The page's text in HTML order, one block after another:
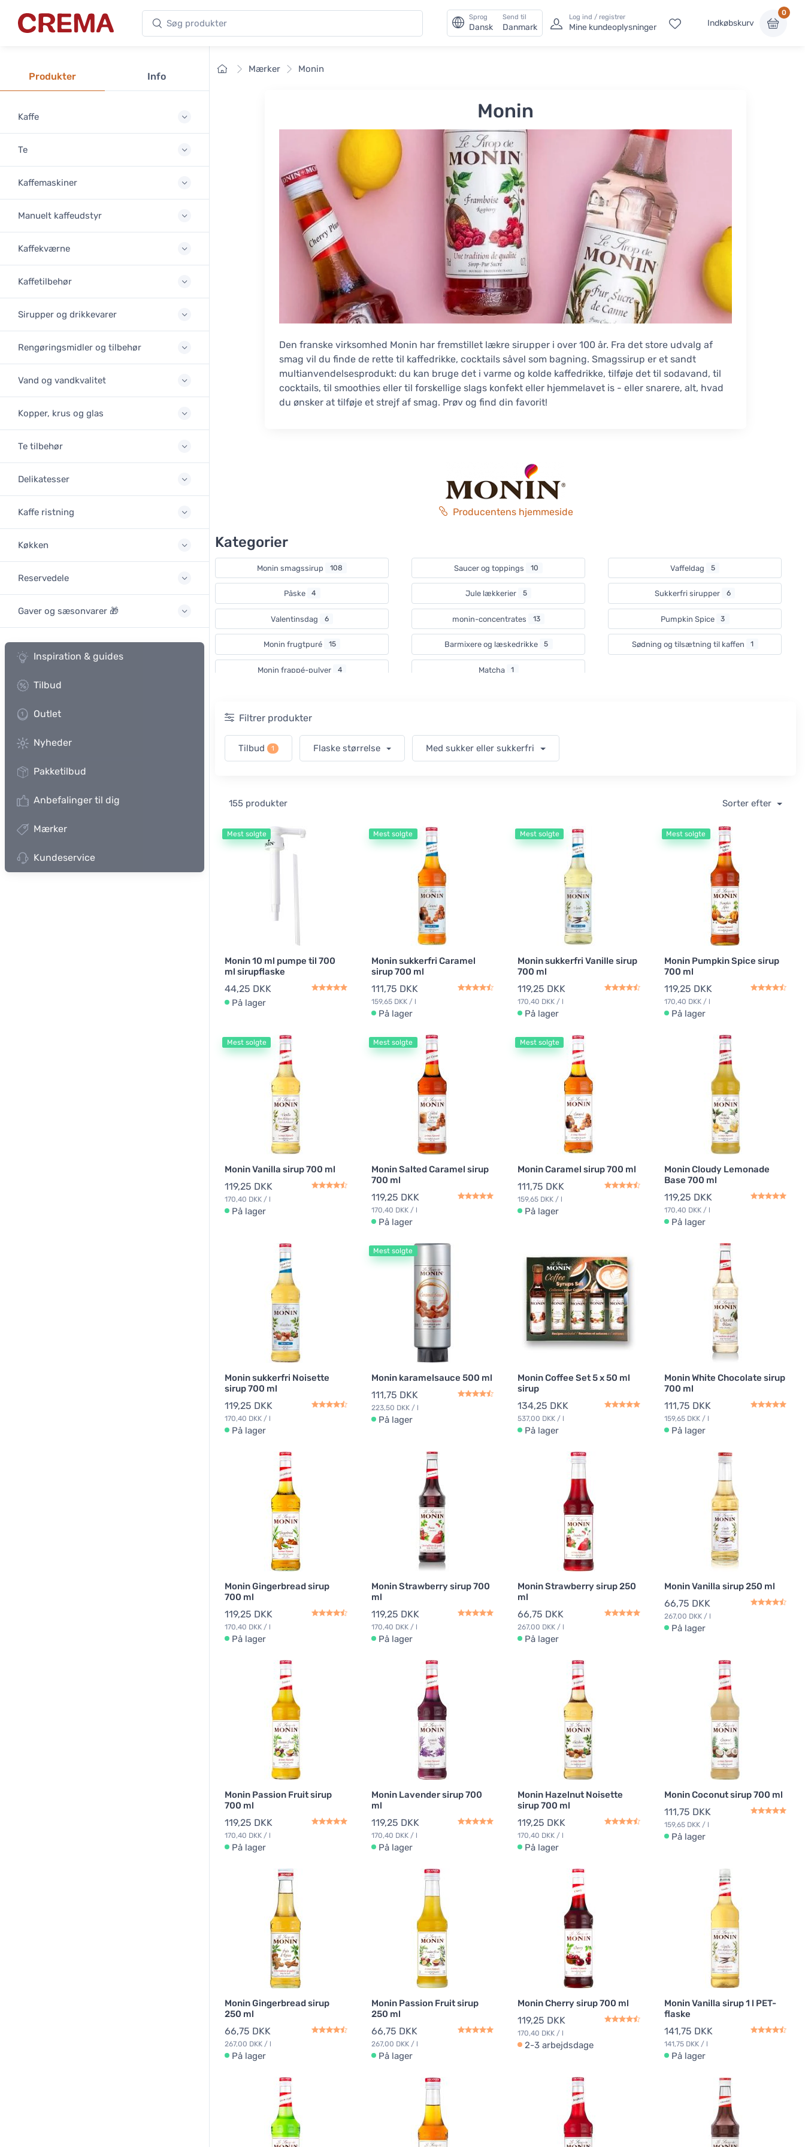
Crema Søg produkter Sprog
Dansk
Send til
Danmark
Log ind / registrer
Mine kundeoplysninger Indkøbskurv
0
Produkter Info
Kaffe
Te
Kaffemaskiner
Manuelt kaffeudstyr
Kaffekværne
Kaffetilbehør
Sirupper og drikkevarer
Rengøringsmidler og tilbehør
Vand og vandkvalitet
Kopper, krus og glas
Te tilbehør
Delikatesser
Kaffe ristning
Køkken
Reservedele
Gaver og sæsonvarer 🎁
Inspiration & guides
Tilbud
Outlet
Nyheder
Pakketilbud
Anbefalinger til dig
Mærker
Kundeservice
ForsideMærker Monin
Monin
Den franske virksomhed Monin har fremstillet lækre sirupper i over 100 år. Fra det store udvalg af
smag vil du finde de rette til kaffedrikke, cocktails såvel som bagning. Smagssirup er et sandt
multianvendelsesprodukt: du kan bruge det i varme og kolde kaffedrikke, tilføje det til sodavand, til
cocktails, til smoothies eller til forskellige slags konfekt eller hjemmelavet is - eller snarere, alt, hvad
du ønsker at tilføje et strejf af smag. Prøv og find din favorit!
Producentens hjemmeside
Kategorier
Monin smagssirup 108 Saucer og toppings 10 Vaffeldag 5
Påske 4 Jule lækkerier 5 Sukkerfri sirupper 6
Valentinsdag 6 monin-concentrates 13 Pumpkin Spice 3
Monin frugtpuré 15 Barmixere og læskedrikke 5 Sødning og tilsætning til kaffen 1
Monin frappé-pulver 4 Matcha 1
Filtrer produkter
Tilbud 1 Flaske størrelse Med sukker eller sukkerfri
155 produkter Sorter efter
Mest solgte
Monin 10 ml pumpe til 700
ml sirupflaske
44,25 DKK
På lager
Mest solgte
Monin sukkerfri Caramel
sirup 700 ml
111,75 DKK
159,65 DKK / l
På lager
Mest solgte
Monin sukkerfri Vanille sirup
700 ml
119,25 DKK
170,40 DKK / l
På lager
Mest solgte
Monin Pumpkin Spice sirup
700 ml
119,25 DKK
170,40 DKK / l
På lager
Mest solgte
Monin Vanilla sirup 700 ml
119,25 DKK
170,40 DKK / l
På lager
Mest solgte
Monin Salted Caramel sirup
700 ml
119,25 DKK
170,40 DKK / l
På lager
Mest solgte
Monin Caramel sirup 700 ml
111,75 DKK
159,65 DKK / l
På lager
Monin Cloudy Lemonade
Base 700 ml
119,25 DKK
170,40 DKK / l
På lager
Monin sukkerfri Noisette
sirup 700 ml
119,25 DKK
170,40 DKK / l
På lager
Mest solgte
Monin karamelsauce 500 ml
111,75 DKK
223,50 DKK / l
På lager
Monin Coffee Set 5 x 50 ml
sirup
134,25 DKK
537,00 DKK / l
På lager
Monin White Chocolate sirup
700 ml
111,75 DKK
159,65 DKK / l
På lager
Monin Gingerbread sirup
700 ml
119,25 DKK
170,40 DKK / l
På lager
Monin Strawberry sirup 700
ml
119,25 DKK
170,40 DKK / l
På lager
Monin Strawberry sirup 250
ml
66,75 DKK
267,00 DKK / l
På lager
Monin Vanilla sirup 250 ml
66,75 DKK
267,00 DKK / l
På lager
Monin Passion Fruit sirup
700 ml
119,25 DKK
170,40 DKK / l
På lager
Monin Lavender sirup 700
ml
119,25 DKK
170,40 DKK / l
På lager
Monin Hazelnut Noisette
sirup 700 ml
119,25 DKK
170,40 DKK / l
På lager
Monin Coconut sirup 700 ml
111,75 DKK
159,65 DKK / l
På lager
Monin Gingerbread sirup
250 ml
66,75 DKK
267,00 DKK / l
På lager
Monin Passion Fruit sirup
250 ml
66,75 DKK
267,00 DKK / l
På lager
Monin Cherry sirup 700 ml
119,25 DKK
170,40 DKK / l
2-3 arbejdsdage
Monin Vanilla sirup 1 l PET-
flaske
141,75 DKK
141,75 DKK / l
På lager